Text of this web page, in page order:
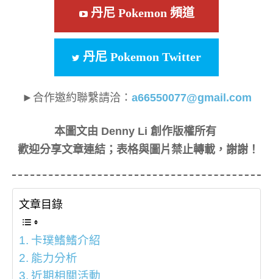
丹尼 Pokemon 頻道
丹尼 Pokemon Twitter
►合作邀約聯繫請洽： a66550077@gmail.com
本圖文由 Denny Li 創作版權所有
歡迎分享文章連結；表格與圖片禁止轉載，謝謝！
文章目錄
卡璞鰭鰭介紹
能力分析
近期相關活動